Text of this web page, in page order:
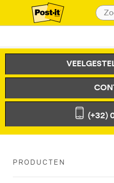
(+32)
PRODUCTEN